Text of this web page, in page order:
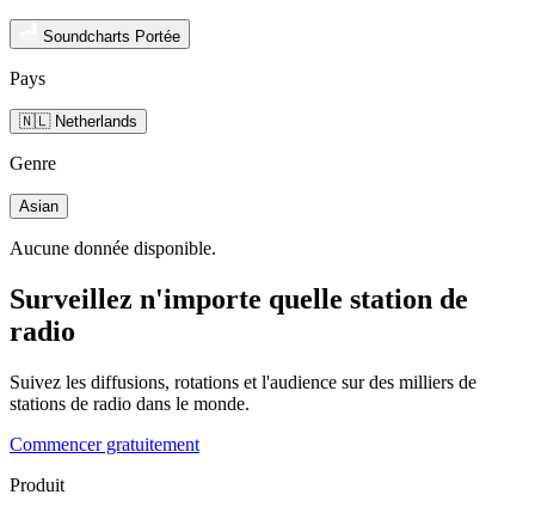
Soundcharts Portée
Pays
🇳🇱 Netherlands
Genre
Asian
Aucune donnée disponible.
Surveillez n'importe quelle station de
radio
Suivez les diffusions, rotations et l'audience sur des milliers de
stations de radio dans le monde.
Commencer gratuitement
Produit